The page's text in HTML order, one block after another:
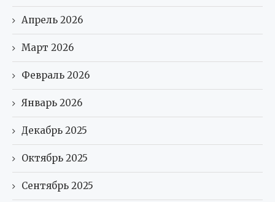
Апрель 2026
Март 2026
Февраль 2026
Январь 2026
Декабрь 2025
Октябрь 2025
Сентябрь 2025